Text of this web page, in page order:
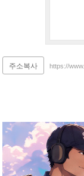
주소복사 https://